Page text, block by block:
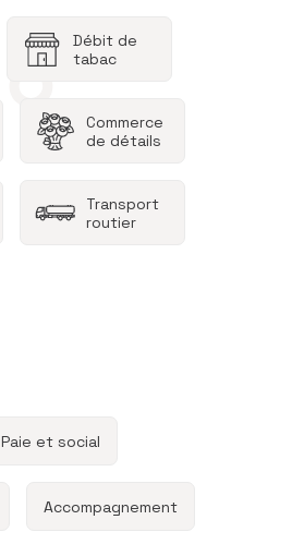
Débit de
tabac
Commerce
de détails
Transport
routier
Paie et social
Accompagnement